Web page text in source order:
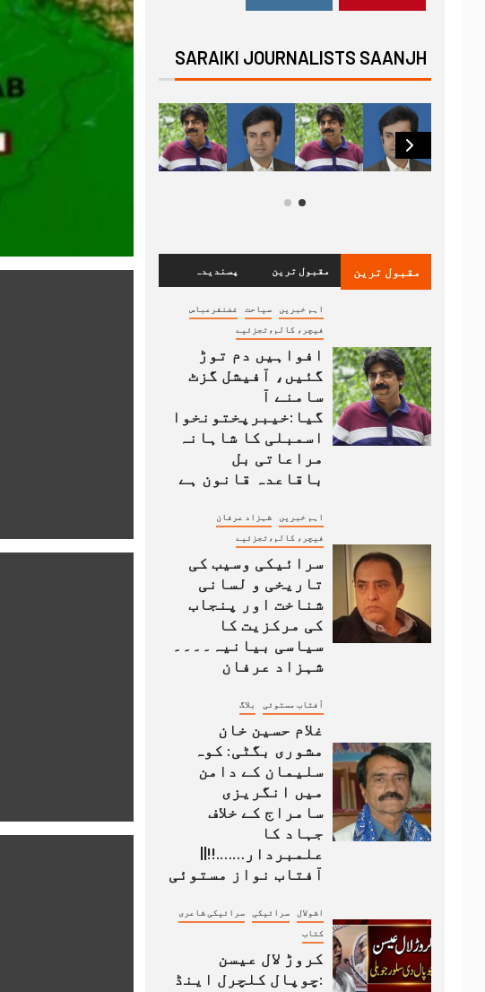
SARAIKI JOURNALISTS SAANJH
مقبول ترین مقبول ترین پسندیدہ
اہم خبریں سیاحت غضنفرعباس
فیچر، کالم،تجزئیے
افواہیں دم توڑ
گئیں، آفیشل گزٹ
سامنے آ
گیا:خیبرپختونخوا
اسمبلی کا شاہانہ
مراعاتی بل
باقاعدہ قانون ہے
اہم خبریں شہزاد عرفان
فیچر، کالم،تجزئیے
سرائیکی وسیب کی
تاریخی و لسانی
شناخت اور پنجاب
کی مرکزیت کا
سیاسی بیانیہ۔۔۔۔
شہزاد عرفان
آفتاب مستوئی بلاگ
غلام حسین خان
مشوری بگٹی: کوہ
سلیمان کے دامن
میں انگریزی
سامراج کے خلاف
جہاد کا
علمبردار…….!!||
آفتاب نواز مستوئی
اشولال سرائیکی سرائیکی شاعری
کتاب
کروڑ لال عیسن
:چوپال کلچرل اینڈ